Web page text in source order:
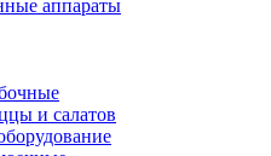
аппараты
и салатов